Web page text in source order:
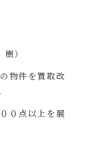
樹）
物件を買取改
０点以上を展